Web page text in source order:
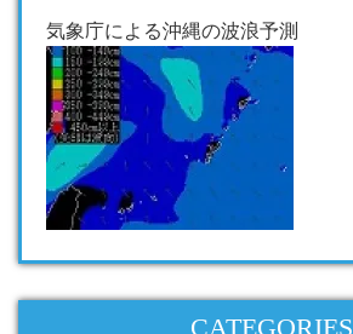
気象庁による沖縄の波浪予測
CATEGORIES